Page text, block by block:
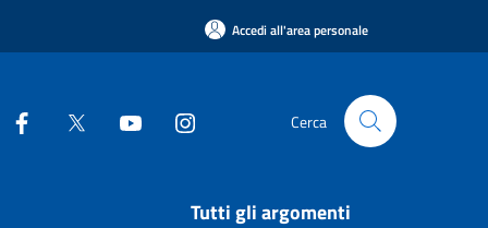
Accedi all'area personale
Cerca
Tutti gli argomenti